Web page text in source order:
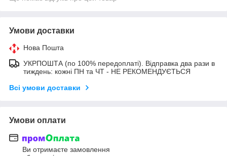
Умови доставки
Нова Пошта
УКРПОШТА (по 100% передоплаті). Відправка два рази в
тиждень: кожні ПН та ЧТ - НЕ РЕКОМЕНДУЄТЬСЯ
Всі умови доставки
Умови оплати
Ви отримаєте замовлення